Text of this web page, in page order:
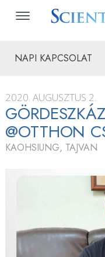
NAPI KAPCSOLAT
2020. AUGUSZTUS 2.
@OTTHON
KAOHSIUNG, TAJVAN